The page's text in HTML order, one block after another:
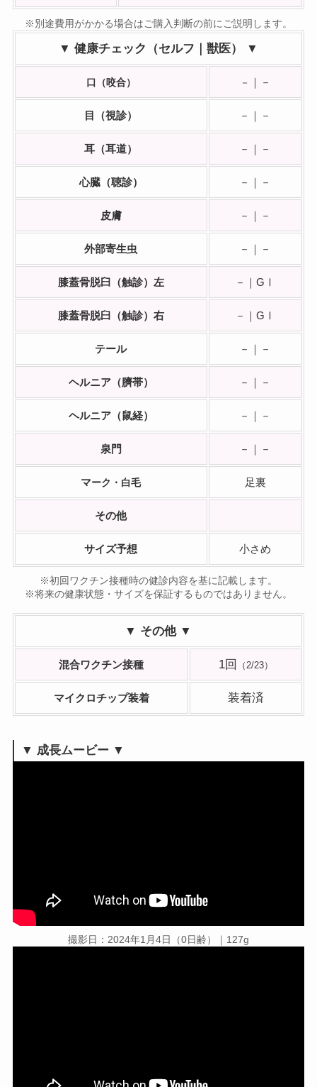
※別途費用がかかる場合はご購入判断の前にご説明します。
▼ 健康チェック（セルフ｜獣医） ▼
口（咬合） － ｜－
目（視診） －｜－
耳（耳道） －｜－
心臓（聴診） －｜－
皮膚 －｜－
外部寄生虫 －｜－
膝蓋骨脱臼（触診）左 －｜GⅠ
膝蓋骨脱臼（触診）右 －｜GⅠ
テール －｜－
ヘルニア（臍帯） －｜－
ヘルニア（鼠経） －｜－
泉門 －｜－
マーク・白毛 足裏
その他
サイズ予想 小さめ
※初回ワクチン接種時の健診内容を基に記載します。
※将来の健康状態・サイズを保証するものではありません。
▼ その他 ▼
混合ワクチン接種 1回 （2/23）
マイクロチップ装着 装着済
▼ 成長ムービー ▼
撮影日：2024年1月4日（0日齢）｜127g